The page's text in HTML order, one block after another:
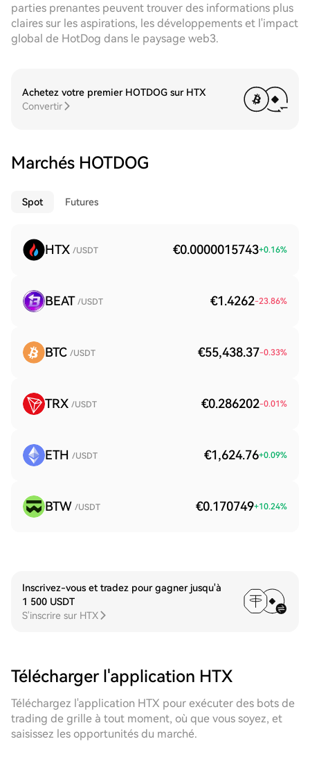
parties prenantes peuvent trouver des informations plus
claires sur les aspirations, les développements et l'impact
global de HotDog dans le paysage web3.
Achetez votre premier HOTDOG sur HTX
Convertir
Marchés HOTDOG
Spot Futures
HTX /USDT €0.0000015743+0.16%
BEAT /USDT €1.4262-23.86%
BTC /USDT €55,438.37-0.33%
TRX /USDT €0.286202-0.01%
ETH /USDT €1,624.76+0.09%
BTW /USDT €0.170749+10.24%
Inscrivez-vous et tradez pour gagner jusqu'à
1 500 USDT
S'inscrire sur HTX
Télécharger l'application HTX
Téléchargez l'application HTX pour exécuter des bots de
trading de grille à tout moment, où que vous soyez, et
saisissez les opportunités du marché.